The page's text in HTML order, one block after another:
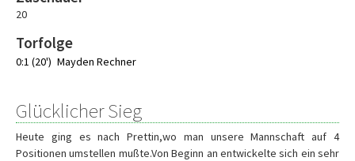
20
Torfolge
0:1 (20') Mayden Rechner
Glücklicher Sieg
Heute ging es nach Prettin,wo man unsere Mannschaft auf 4
Positionen umstellen mußte.Von Beginn an entwickelte sich ein sehr